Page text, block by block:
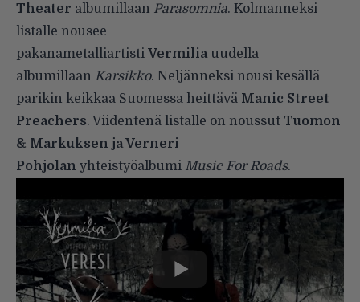
Theater albumillaan Parasomnia. Kolmanneksi
listalle nousee
pakanametalliartisti Vermilia uudella
albumillaan Karsikko. Neljänneksi nousi kesällä
parikin keikkaa Suomessa heittävä Manic Street
Preachers. Viidentenä listalle on noussut Tuomon
& Markuksen ja Verneri
Pohjolan yhteistyöalbumi Music For Roads.